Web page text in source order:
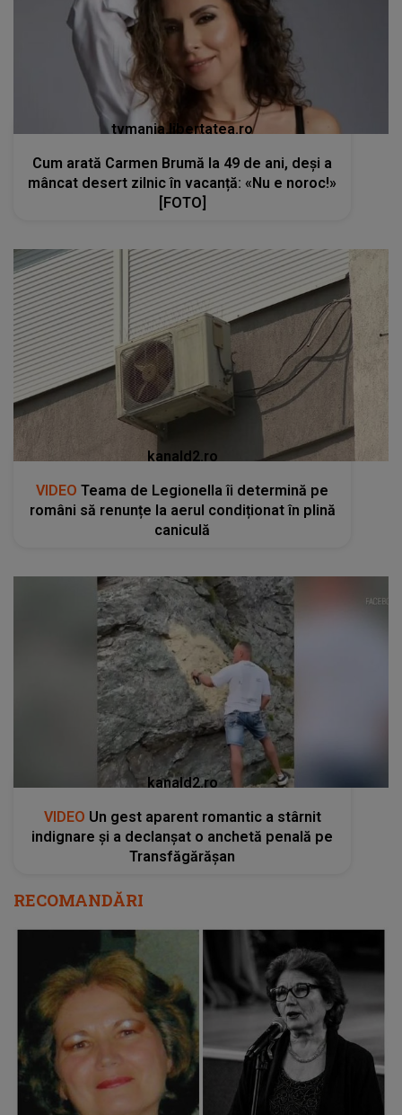
tvmania.libertatea.ro
Cum arată Carmen Brumă la 49 de ani, deși a
mâncat desert zilnic în vacanță: «Nu e noroc!»
[FOTO]
kanald2.ro
VIDEO Teama de Legionella îi determină pe
români să renunțe la aerul condiționat în plină
caniculă
kanald2.ro
VIDEO Un gest aparent romantic a stârnit
indignare și a declanșat o anchetă penală pe
Transfăgărășan
RECOMANDĂRI